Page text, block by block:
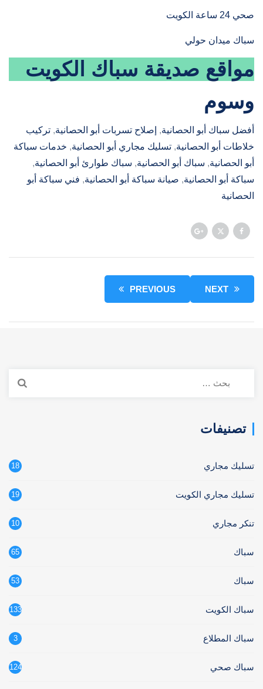
صحي 24 ساعة الكويت
سباك ميدان حولي
مواقع صديقة سباك الكويت
وسوم
أفضل سباك أبو الحصانية, إصلاح تسربات أبو الحصانية, تركيب
خلاطات أبو الحصانية, تسليك مجاري أبو الحصانية, خدمات سباكة
أبو الحصانية, سباك أبو الحصانية, سباك طوارئ أبو الحصانية,
سباكة أبو الحصانية, صيانة سباكة أبو الحصانية, فني سباكة أبو
الحصانية
PREVIOUS NEXT
تصنيفات
تسليك مجاري 18
تسليك مجاري الكويت 19
تنكر مجاري 10
سباك 65
سباك 53
سباك الكويت 133
سباك المطلاع 3
سباك صحي 124